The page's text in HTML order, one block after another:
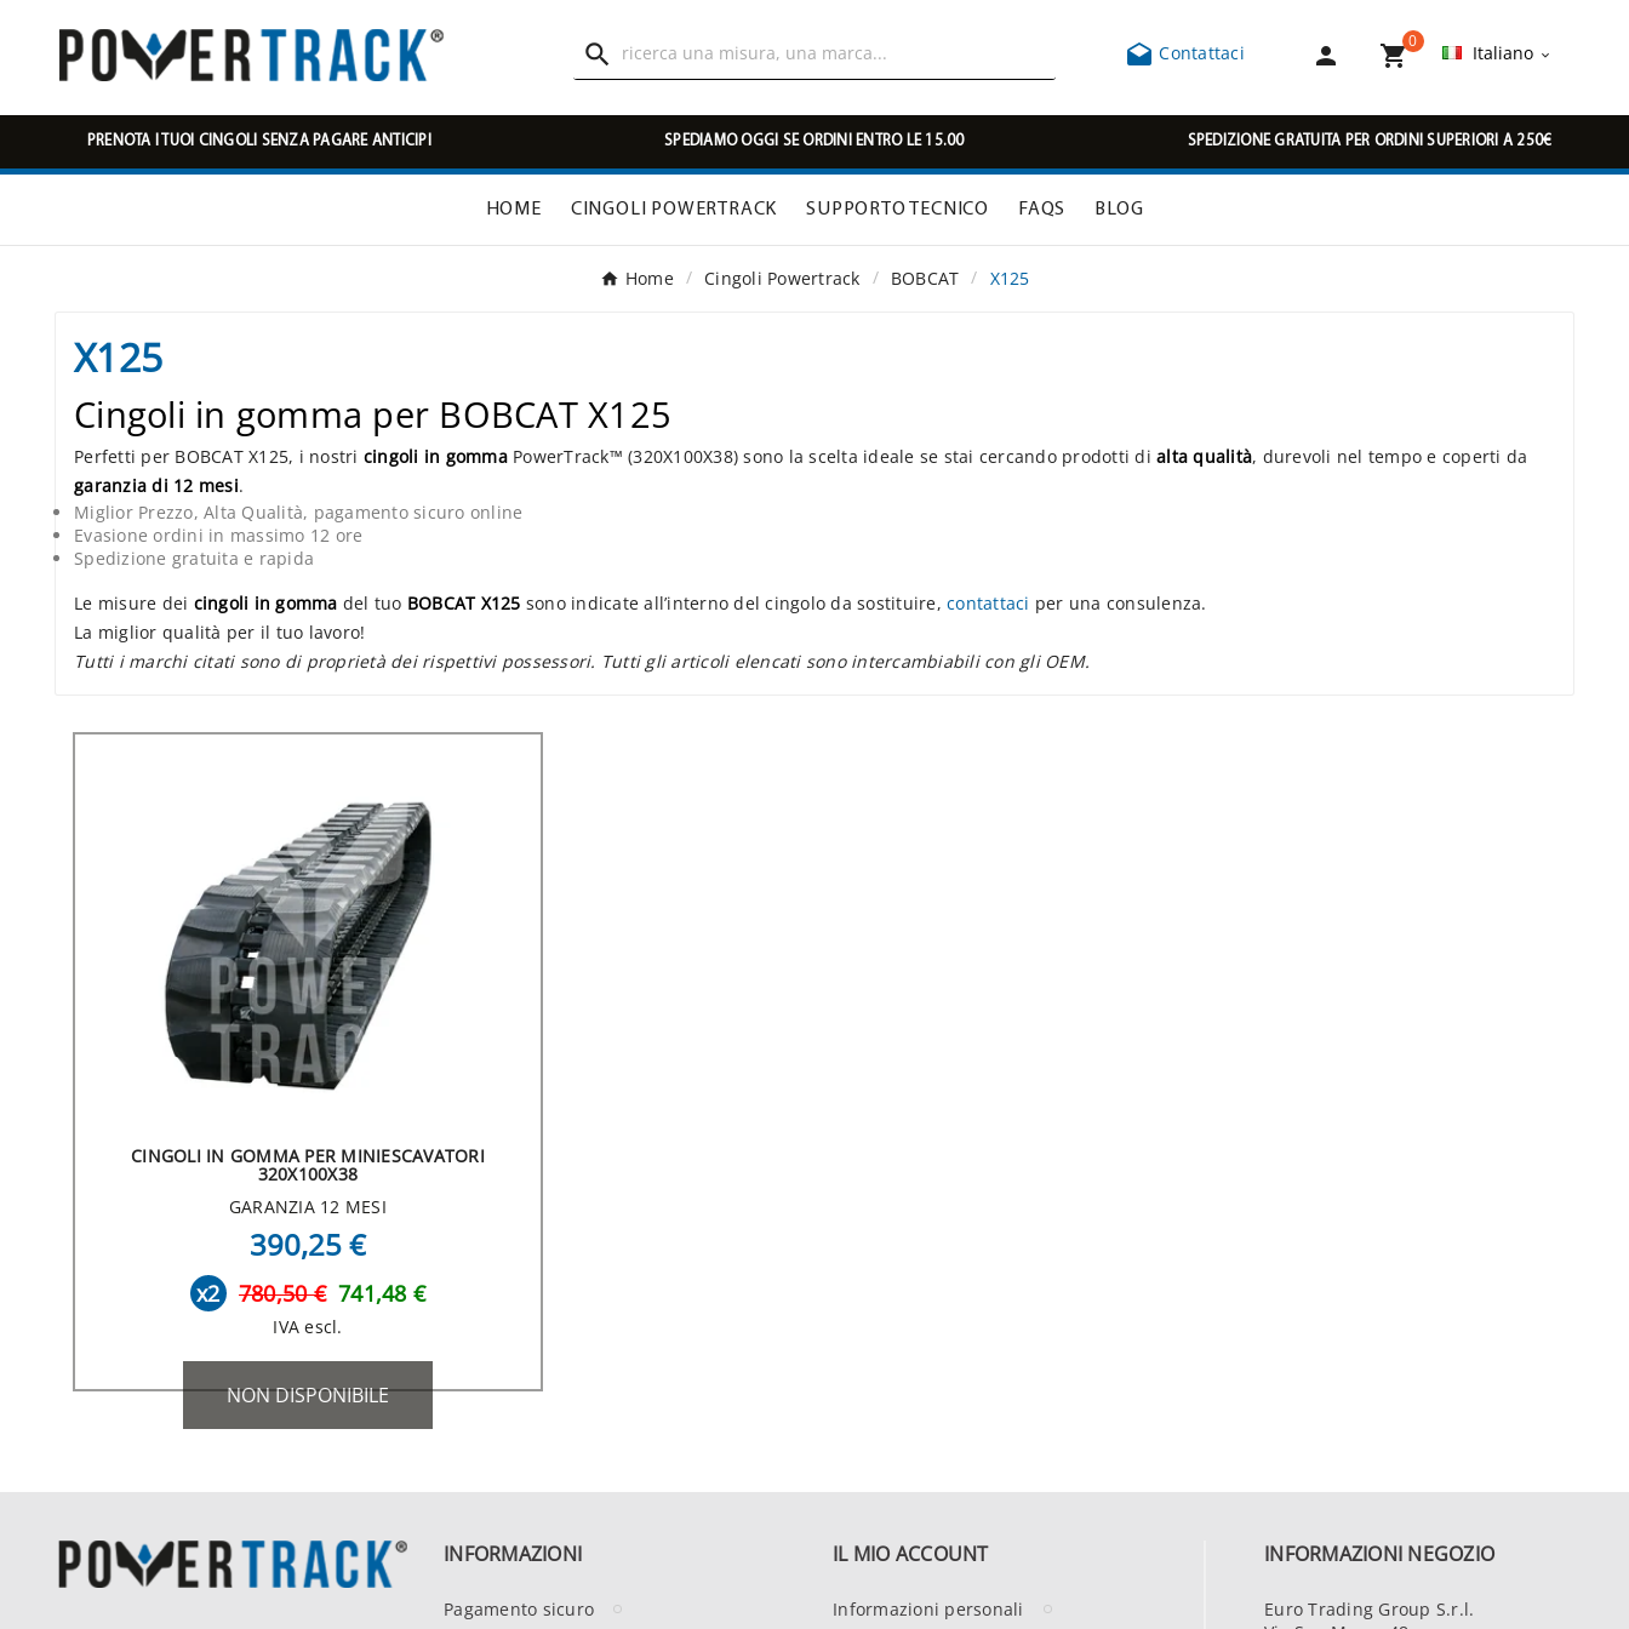
  Contattaci  
0
Italiano 
PRENOTA I TUOI CINGOLI SENZA PAGARE ANTICIPI SPEDIAMO OGGI SE ORDINI ENTRO LE 15.00 SPEDIZIONE GRATUITA PER ORDINI SUPERIORI A 250€
HOME CINGOLI POWERTRACK SUPPORTO TECNICO FAQS BLOG
Home Cingoli Powertrack BOBCAT X125
X125
Cingoli in gomma per BOBCAT X125
Perfetti per BOBCAT X125, i nostri cingoli in gommaPowerTrack™ (320X100X38) sono la scelta ideale se stai cercando prodotti di alta qualità, durevoli nel tempo e coperti da
garanzia di 12 mesi.
Miglior Prezzo, Alta Qualità, pagamento sicuro online
Evasione ordini in massimo 12 ore
Spedizione gratuita e rapida
Le misure dei cingoli in gomma del tuo BOBCAT X125 sono indicate all’interno del cingolo da sostituire, contattaci per una consulenza.
La miglior qualità per il tuo lavoro!
Tutti i marchi citati sono di proprietà dei rispettivi possessori. Tutti gli articoli elencati sono intercambiabili con gli OEM.
CINGOLI IN GOMMA PER MINIESCAVATORI
320X100X38
GARANZIA 12 MESI
390,25 €
x2 780,50 € 741,48 €
IVA escl.
NON DISPONIBILE
INFORMAZIONI
Pagamento sicuro
IL MIO ACCOUNT
Informazioni personali
INFORMAZIONI NEGOZIO
Euro Trading Group S.r.l.